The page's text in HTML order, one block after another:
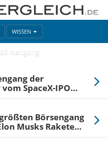
WISSEN
Börsengang
der
SpaceX-IPO
Börsengang
Musks Rakete
Wall Street